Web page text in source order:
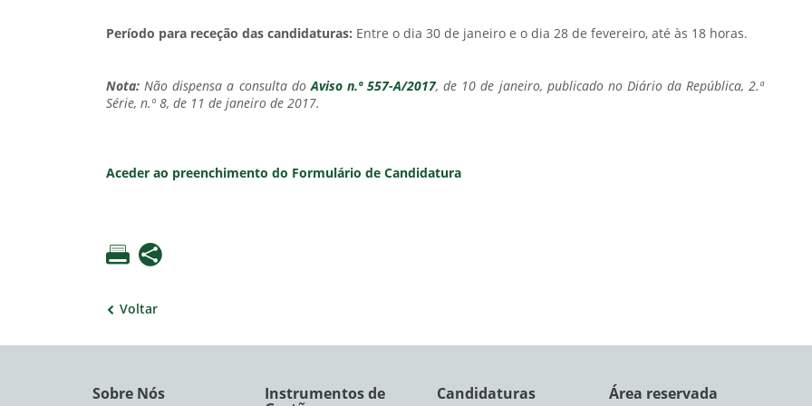
Período para receção das candidaturas: Entre o dia 30 de janeiro e o dia 28 de fevereiro, até às 18 horas.
Nota: Não dispensa a consulta doAviso n.º 557-A/2017, de 10 de janeiro, publicado no Diário da República, 2.ª
Série, n.º 8, de 11 de janeiro de 2017.
Aceder ao preenchimento do Formulário de Candidatura
Voltar
Sobre Nós
Instrumentos de
Candidaturas Área reservada